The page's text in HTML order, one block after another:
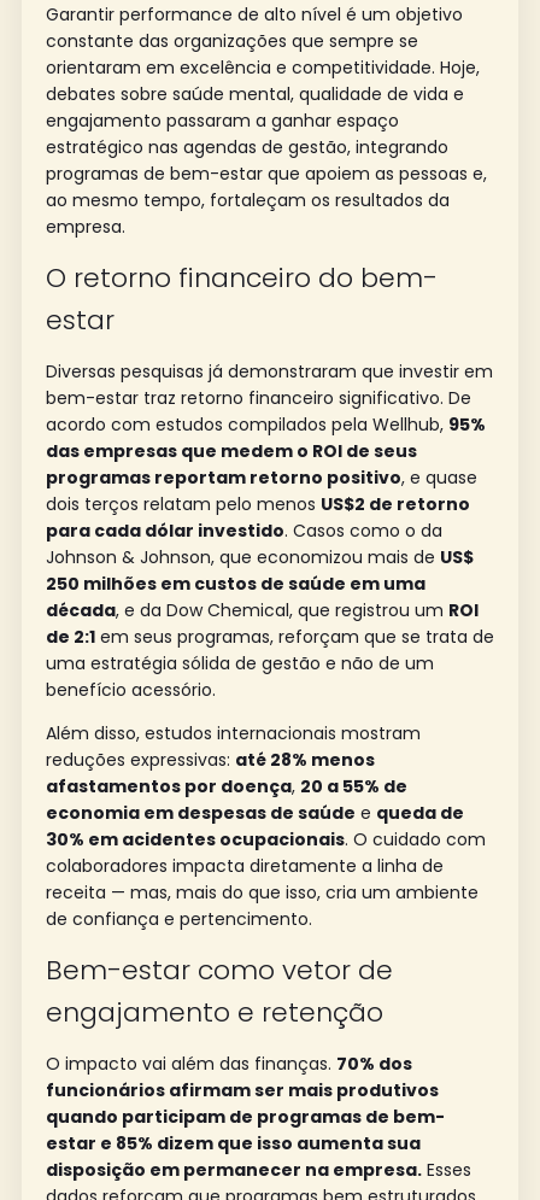
Garantir performance de alto nível é um objetivo
constante das organizações que sempre se
orientaram em excelência e competitividade. Hoje,
debates sobre saúde mental, qualidade de vida e
engajamento passaram a ganhar espaço
estratégico nas agendas de gestão, integrando
programas de bem-estar que apoiem as pessoas e,
ao mesmo tempo, fortaleçam os resultados da
empresa.
O retorno financeiro do bem-
estar
Diversas pesquisas já demonstraram que investir em
bem-estar traz retorno financeiro significativo. De
acordo com estudos compilados pela Wellhub, 95%
das empresas que medem o ROI de seus
programas reportam retorno positivo, e quase
dois terços relatam pelo menos US$2 de retorno
para cada dólar investido. Casos como o da
Johnson & Johnson, que economizou mais de US$
250 milhões em custos de saúde em uma
década, e da Dow Chemical, que registrou um ROI
de 2:1 em seus programas, reforçam que se trata de
uma estratégia sólida de gestão e não de um
benefício acessório.
Além disso, estudos internacionais mostram
reduções expressivas: até 28% menos
afastamentos por doença, 20 a 55% de
economia em despesas de saúde e queda de
30% em acidentes ocupacionais. O cuidado com
colaboradores impacta diretamente a linha de
receita — mas, mais do que isso, cria um ambiente
de confiança e pertencimento.
Bem-estar como vetor de
engajamento e retenção
O impacto vai além das finanças. 70% dos
funcionários afirmam ser mais produtivos
quando participam de programas de bem-
estar e 85% dizem que isso aumenta sua
disposição em permanecer na empresa. Esses